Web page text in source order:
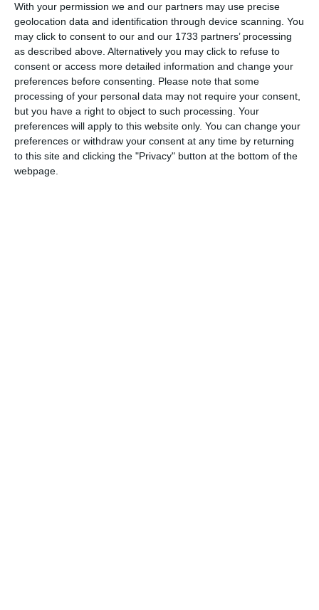
With your permission we and our partners may use precise
geolocation data and identification through device scanning. You
may click to consent to our and our 1733 partners’ processing
as described above. Alternatively you may click to refuse to
consent or access more detailed information and change your
preferences before consenting. Please note that some
processing of your personal data may not require your consent,
but you have a right to object to such processing. Your
preferences will apply to this website only. You can change your
preferences or withdraw your consent at any time by returning
to this site and clicking the "Privacy" button at the bottom of the
webpage.
Email
Comentariu
Am citit si sunt de acord cu